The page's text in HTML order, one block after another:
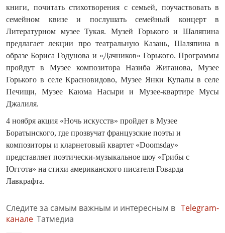
книги, почитать стихотворения с семьей, поучаствовать в
семейном квизе и послушать семейный концерт в
Литературном музее Тукая. Музей Горького и Шаляпина
предлагает лекции про театральную Казань, Шаляпина в
образе Бориса Годунова и «Дачников» Горького. Программы
пройдут в Музее композитора Назиба Жиганова, Музее
Горького в селе Красновидово, Музее Янки Купалы в селе
Печищи, Музее Каюма Насыри и Музее-квартире Мусы
Джалиля.
4 ноября акция «Ночь искусств» пройдет в Музее
Боратынского, где прозвучат французские поэты и
композиторы и кларнетовый квартет «Doomsday»
представляет поэтически-музыкальное шоу «Грибы с
Юггота» на стихи американского писателя Говарда
Лавкрафта.
Следите за самым важным и интересным в Telegram-
канале Татмедиа